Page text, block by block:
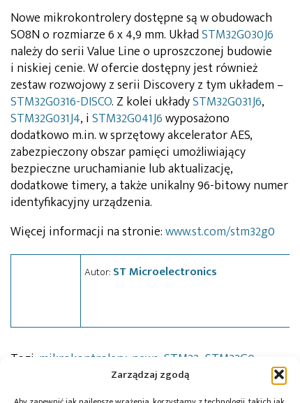
Zarządzaj zgodą
Nowe mikrokontrolery dostępne są w obudowach
SO8N o rozmiarze 6 x 4,9 mm. UkładSTM32G030J6
należy do serii Value Line o uproszczonej budowie
i niskiej cenie. W ofercie dostępny jest również
zestaw rozwojowy z serii Discovery z tym układem –
STM32G0316-DISCO. Z kolei układySTM32G031J6,
STM32G031J4, i STM32G041J6wyposażono
dodatkowo m.in. w sprzętowy akcelerator AES,
zabezpieczony obszar pamięci umożliwiający
bezpieczne uruchamianie lub aktualizację,
dodatkowe timery, a także unikalny 96-bitowy numer
identyfikacyjny urządzenia.
Więcej informacji na stronie:www.st.com/stm32g0
Autor: ST Microelectronics
Tagi: mikrokontrolery, news STM32 STM32G0